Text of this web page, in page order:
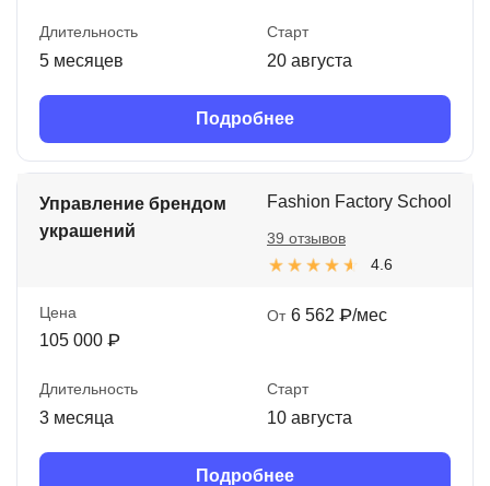
Длительность
5 месяцев
Старт
20 августа
Подробнее
Управление брендом
украшений
Fashion Factory School
4.6
39 отзывов
Цена
105 000 ₽
От 6 562 ₽/мес
Длительность
3 месяца
Старт
10 августа
Подробнее